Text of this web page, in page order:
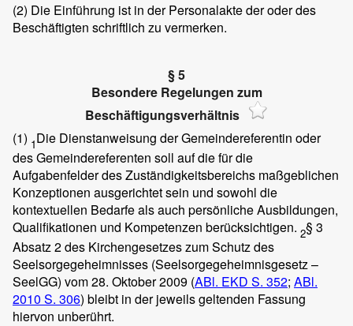
(2) Die Einführung ist in der Personalakte der oder des
Beschäftigten schriftlich zu vermerken.
§ 5
Besondere Regelungen zum
Beschäftigungsverhältnis
(1) 1Die Dienstanweisung der Gemeindereferentin oder
des Gemeindereferenten soll auf die für die
Aufgabenfelder des Zuständigkeitsbereichs maßgeblichen
Konzeptionen ausgerichtet sein und sowohl die
kontextuellen Bedarfe als auch persönliche Ausbildungen,
Qualifikationen und Kompetenzen berücksichtigen. 2§ 3
Absatz 2 des Kirchengesetzes zum Schutz des
Seelsorgegeheimnisses (Seelsorgegeheimnisgesetz –
SeelGG) vom 28. Oktober 2009 (ABl. EKD S. 352; ABl.
2010 S. 306) bleibt in der jeweils geltenden Fassung
hiervon unberührt.